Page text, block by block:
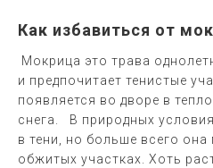
Как избавиться от
Мокрица это трава
и предпочитает тенистые
появляется во дворе в
снега. В природных
в тени, но больше всего она
обжитых участках. Хоть